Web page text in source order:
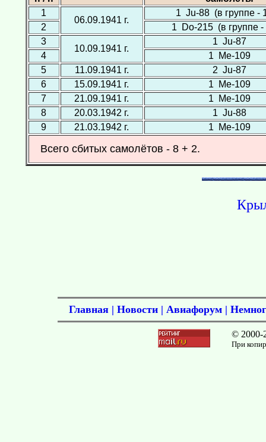
1
06.09.1941 г.
1 Ju-88 (в группе -
2
1 Do-215 (в группе -
3
10.09.1941 г.
1 Ju-87
4
1 Ме-109
5
11.09.1941 г.
2 Ju-87
6
15.09.1941 г.
1 Ме-109
7
21.09.1941 г.
1 Ме-109
8
20.03.1942 г.
1 Ju-88
9
21.03.1942 г. 1 Ме-109
Всего сбитых самолётов - 8 + 2.
Главная | Новости | Авиафорум |
© 2000-
При